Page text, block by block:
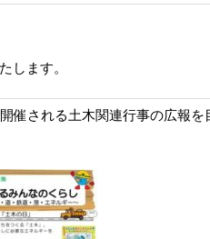
します。
される土木関連行事の広報を